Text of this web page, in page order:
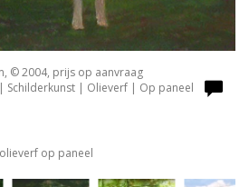
© 2004, prijs op aanvraag
Schilderkunst | Olieverf | Op paneel
olieverf op paneel